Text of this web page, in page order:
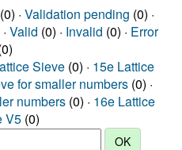
· Validation pending (0) ·
Valid (0) · Invalid (0) · Error
Sieve (0) · 15e Lattice
for smaller numbers (0) ·
numbers (0) · 16e Lattice
V5 (0)